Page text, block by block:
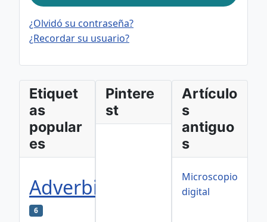
¿Olvidó su contraseña?
¿Recordar su usuario?
Etiquet
as
popular
es
Adverbios
6
Pintere
st
Artículo
s
antiguo
s
Microscopio
digital